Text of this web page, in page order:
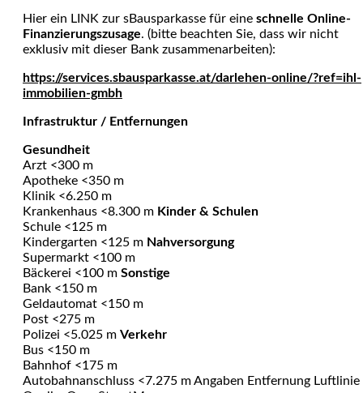
Hier ein LINK zur sBausparkasse für eine schnelle Online-
Finanzierungszusage. (bitte beachten Sie, dass wir nicht
exklusiv mit dieser Bank zusammenarbeiten):
https://services.sbausparkasse.at/darlehen-online/?ref=ihl-
immobilien-gmbh
Infrastruktur / Entfernungen
Gesundheit
Arzt <300 m
Apotheke <350 m
Klinik <6.250 m
Krankenhaus <8.300 m Kinder & Schulen
Schule <125 m
Kindergarten <125 m Nahversorgung
Supermarkt <100 m
Bäckerei <100 m Sonstige
Bank <150 m
Geldautomat <150 m
Post <275 m
Polizei <5.025 m Verkehr
Bus <150 m
Bahnhof <175 m
Autobahnanschluss <7.275 m Angaben Entfernung